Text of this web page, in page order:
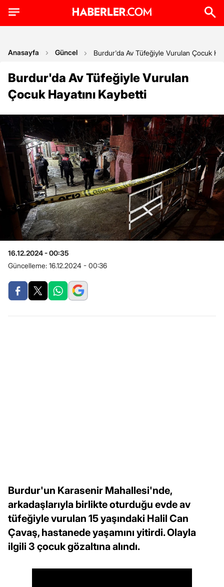
Anasayfa Güncel Burdur'da Av Tüfeğiyle Vurulan Çocuk
Burdur'da Av Tüfeğiyle Vurulan
Çocuk Hayatını Kaybetti
16.12.2024 - 00:35
Güncelleme: 16.12.2024 - 00:36
Burdur'un Karasenir Mahallesi'nde,
arkadaşlarıyla birlikte oturduğu evde av
tüfeğiyle vurulan 15 yaşındaki Halil Can
Çavaş, hastanede yaşamını yitirdi. Olayla
ilgili 3 çocuk gözaltına alındı.